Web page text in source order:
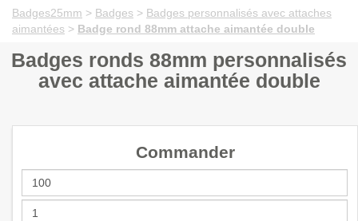
v
e
l
Badges25mm > Badges > Badges personnalisés avec attaches
aimantées > Badge rond 88mm attache aimantée double
Badges ronds 88mm personnalisés
avec attache aimantée double
Commander